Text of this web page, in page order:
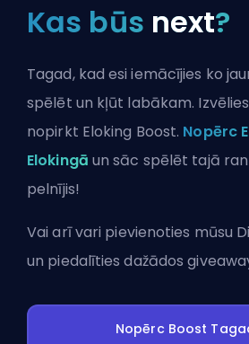
Kas būs next?
Tagad, kad esi iemācījies ko
spēlēt un kļūt labākam.
nopirkt Eloking Boost. Nopērc
Elokingā un sāc spēlēt tajā
pelnījis!
Vai arī vari pievienoties mūsu
un piedalīties dažādos
Nopērc Boost